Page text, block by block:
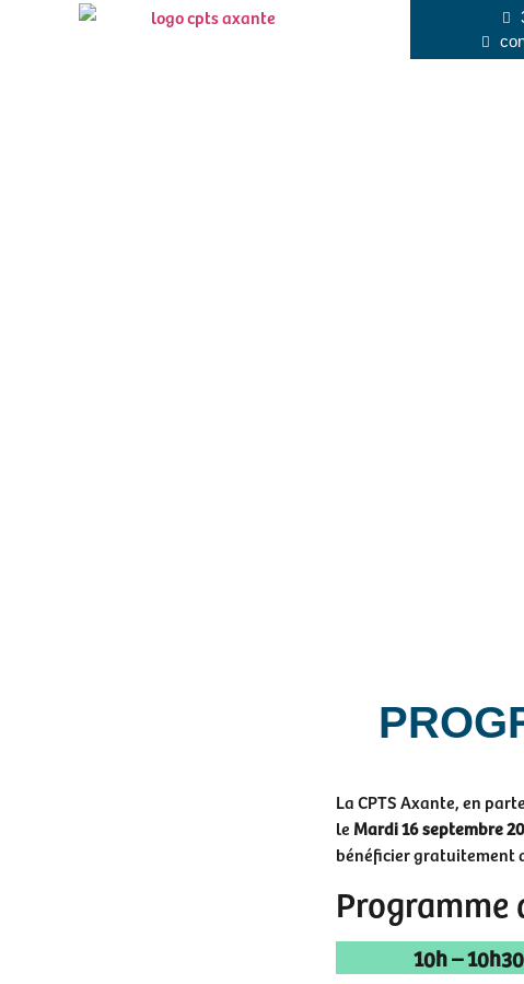
La CPTS Axante, en
le Mardi 16 septembre
bénéficier gratuitement
Programme
10h – 10h30